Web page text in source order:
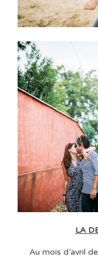
LA
Au mois d’avril